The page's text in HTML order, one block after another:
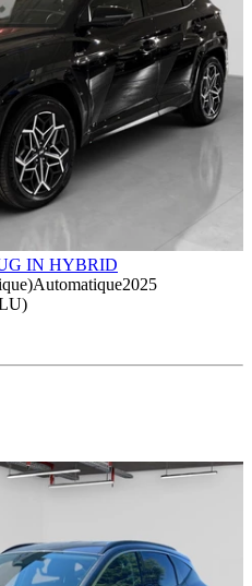
IN HYBRID
Automatique2025